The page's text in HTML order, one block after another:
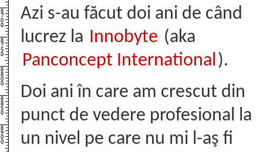
Azi s-au făcut doi ani de când
lucrez la Innobyte (aka
Panconcept International ).
Doi ani în care am crescut din
punct de vedere profesional la
un nivel pe care nu mi l-aş fi